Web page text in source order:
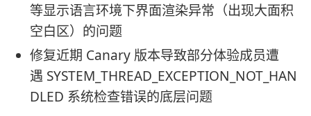
等显示语言环境下界面渲染异常（出现大面积
空白区）的问题
修复近期 Canary 版本导致部分体验成员遭
遇 SYSTEM_THREAD_EXCEPTION_NOT_HAN
DLED 系统检查错误的底层问题